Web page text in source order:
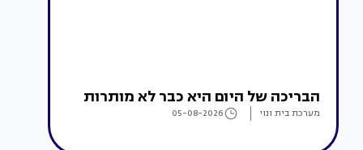
הבריכה של היום היא כבר לא מותרות
מערכת בית ונוי 05-08-2026